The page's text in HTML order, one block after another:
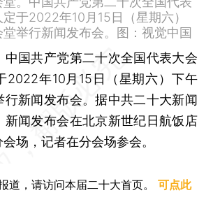
于2022年10月15日（星期六）
举行新闻发布会。图：视觉中国
中国共产党第二十次全国代表大会
2022年10月15日（星期六）下午
行新闻发布会。据中共二十大新闻
新闻发布会在北京新世纪日航饭店
场，记者在分会场参会。
道，请访问本届二十大首页。可点此